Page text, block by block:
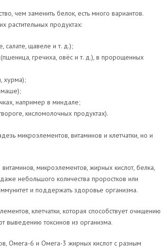
чем заменить белок, есть много вариантов.
растительных продуктах:
салате, щавеле и т. д.);
гречиха, овёс и т. д.), в пророщенных
хурма);
маше);
например в миндале;
кисломолочных продуктах).
микроэлементов, витаминов и клетчатки, но и
микроэлементов, жирных кислот, белка,
небольшого количества проростков или
и поддержать здоровье организма.
клетчатки, которая способствует очищению
выведению токсинов из организма.
Омега-6 и Омега-3 жирных кислот с разным